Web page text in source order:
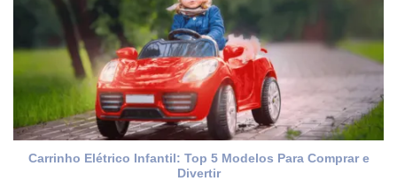
Carrinho Elétrico Infantil: Top 5 Modelos Para Comprar e
Divertir